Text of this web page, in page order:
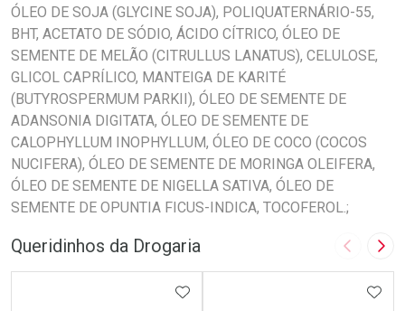
ÓLEO DE SOJA (GLYCINE SOJA), POLIQUATERNÁRIO-55,
BHT, ACETATO DE SÓDIO, ÁCIDO CÍTRICO, ÓLEO DE
SEMENTE DE MELÃO (CITRULLUS LANATUS), CELULOSE,
GLICOL CAPRÍLICO, MANTEIGA DE KARITÉ
(BUTYROSPERMUM PARKII), ÓLEO DE SEMENTE DE
ADANSONIA DIGITATA, ÓLEO DE SEMENTE DE
CALOPHYLLUM INOPHYLLUM, ÓLEO DE COCO (COCOS
NUCIFERA), ÓLEO DE SEMENTE DE MORINGA OLEIFERA,
ÓLEO DE SEMENTE DE NIGELLA SATIVA, ÓLEO DE
SEMENTE DE OPUNTIA FICUS-INDICA, TOCOFEROL.;
Queridinhos da Drogaria Imagem
ADICIONAR AOS FAVORITOS